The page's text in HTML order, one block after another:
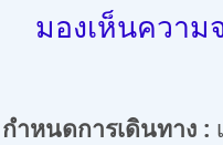
มองเห็นความ
กำหนดการเดินทาง :